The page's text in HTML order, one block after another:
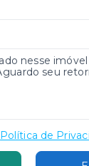
Política de